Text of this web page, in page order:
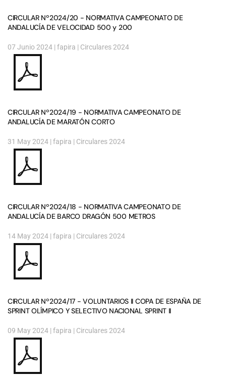
CIRCULAR Nº2024/20 - NORMATIVA CAMPEONATO DE
ANDALUCÍA DE VELOCIDAD 500 y 200
07 Junio 2024 | fapira | Circulares 2024
CIRCULAR Nº2024/19 - NORMATIVA CAMPEONATO DE
ANDALUCÍA DE MARATÓN CORTO
31 May 2024 | fapira | Circulares 2024
CIRCULAR Nº2024/18 - NORMATIVA CAMPEONATO DE
ANDALUCÍA DE BARCO DRAGÓN 500 METROS
14 May 2024 | fapira | Circulares 2024
CIRCULAR Nº2024/17 - VOLUNTARIOS II COPA DE ESPAÑA DE
SPRINT OLÍMPICO Y SELECTIVO NACIONAL SPRINT II
09 May 2024 | fapira | Circulares 2024